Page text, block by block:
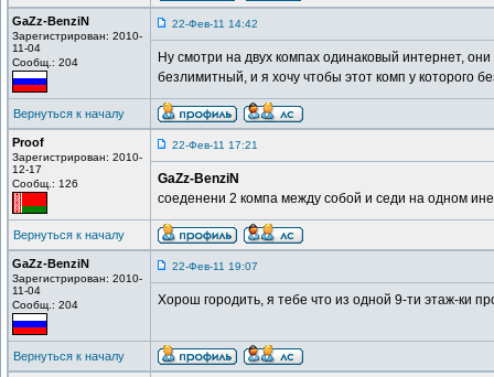
GaZz-BenziN
Зарегистрирован: 2010-
11-04
Сообщ.: 204
22-Фев-11 14:42
Ну смотри на двух компах одинаковый интернет,
безлимитный, и я хочу чтобы этот комп у которого
Вернуться к началу
Proof
Зарегистрирован: 2010-
12-17
Сообщ.: 126
22-Фев-11 17:21
GaZz-BenziN
соеденени 2 компа между собой и седи на одном
Вернуться к началу
GaZz-BenziN
Зарегистрирован: 2010-
11-04
Сообщ.: 204
22-Фев-11 19:07
Хорош городить, я тебе что из одной 9-ти этаж-ки
Вернуться к началу